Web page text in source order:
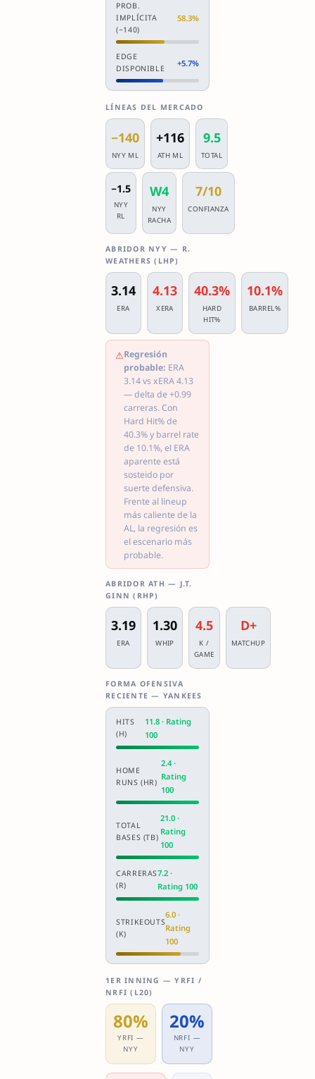
PROB.
IMPLÍCITA
(−140)
58.3%
EDGE
DISPONIBLE
+5.7%
LÍNEAS DEL MERCADO
−140
NYY ML
+116
ATH ML
9.5
TOTAL
−1.5
NYY
RL
W4
NYY
RACHA
7/10
CONFIANZA
ABRIDOR NYY — R.
WEATHERS (LHP)
3.14
ERA
4.13
XERA
40.3%
HARD
HIT%
10.1%
BARREL%
⚠Regresión
probable: ERA
3.14 vs xERA 4.13
— delta de +0.99
carreras. Con
Hard Hit% de
40.3% y barrel rate
de 10.1%, el ERA
aparente está
sosteido por
suerte defensiva.
Frente al lineup
más caliente de la
AL, la regresión es
el escenario más
probable.
ABRIDOR ATH — J.T.
GINN (RHP)
3.19
ERA
1.30
WHIP
4.5
K /
GAME
D+
MATCHUP
FORMA OFENSIVA
RECIENTE — YANKEES
HITS
(H)
11.8 · Rating
100
HOME
RUNS (HR)
2.4 ·
Rating
100
TOTAL
BASES (TB)
21.0 ·
Rating
100
CARRERAS
(R)
7.2 ·
Rating 100
STRIKEOUTS
(K)
6.0 ·
Rating
100
1ER INNING — YRFI /
NRFI (L20)
80%
YRFI —
NYY
20%
NRFI —
NYY